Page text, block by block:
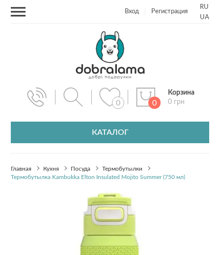
Вход Регистрация
RU
UA
0 0
Корзина
0 грн
КАТАЛОГ
Главная Кухня Посуда
Термобутылки
Термобутылка Kambukka Elton Insulated Mojito Summer (750 мл)